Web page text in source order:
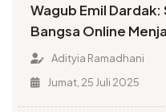
Wagub Emil
Bangsa Online
Menyenangkan Hati
Adityia Ramadhani
Jumat, 25 Juli 2025